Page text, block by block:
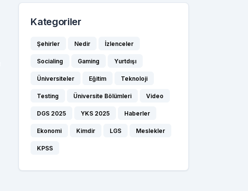
Kategoriler
Şehirler Nedir İzlenceler
Socialing Gaming Yurtdışı
Üniversiteler Eğitim Teknoloji
Testing Üniversite Bölümleri Video
DGS 2025 YKS 2025 Haberler
Ekonomi Kimdir LGS Meslekler
KPSS